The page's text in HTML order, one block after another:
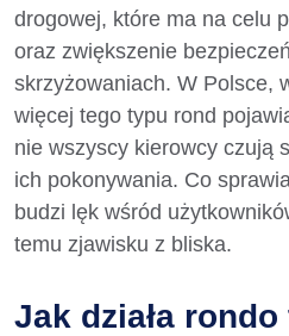
drogowej, które ma na celu
oraz zwiększenie
skrzyżowaniach. W Polsce,
więcej tego typu rond
nie wszyscy kierowcy czują
ich pokonywania. Co
budzi lęk wśród
temu zjawisku z bliska.
Jak działa